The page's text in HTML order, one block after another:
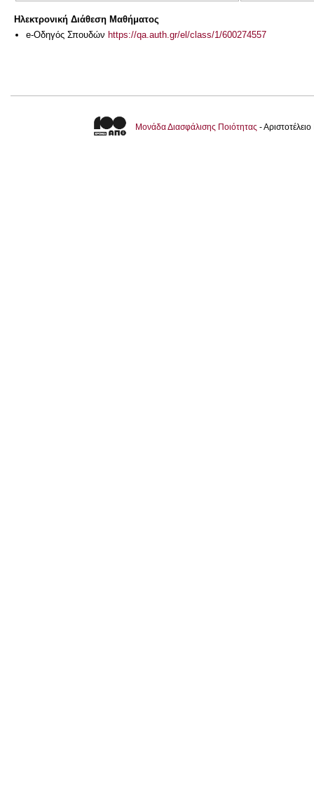
Ηλεκτρονική Διάθεση Μαθήματος
e-Οδηγός Σπουδών https://qa.auth.gr/el/class/1/600274557
Μονάδα Διασφάλισης Ποιότητας -